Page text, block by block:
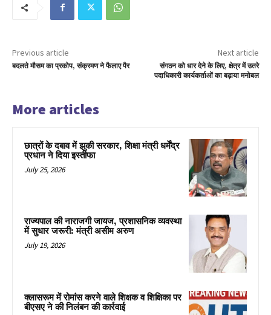
Previous article
बदलते मौसम का प्रकोप, संक्रमण ने फैलाए पैर
Next article
संगठन को धार देने के लिए, क्षेत्र में उतरे
पदाधिकारी कार्यकर्ताओं का बढ़ाया मनोबल
More articles
छात्रों के दबाव में झुकी सरकार, शिक्षा मंत्री धर्मेंद्र
प्रधान ने दिया इस्तीफा
July 25, 2026
राज्यपाल की नाराजगी जायज, प्रशासनिक व्यवस्था
में सुधार जरूरी: मंत्री असीम अरुण
July 19, 2026
क्लासरूम में रोमांस करने वाले शिक्षक व शिक्षिका पर
बीएसए ने की निलंबन की कार्रवाई